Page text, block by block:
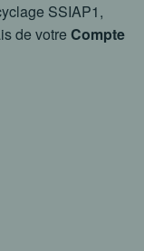
SSIAP1,
de votre Compte